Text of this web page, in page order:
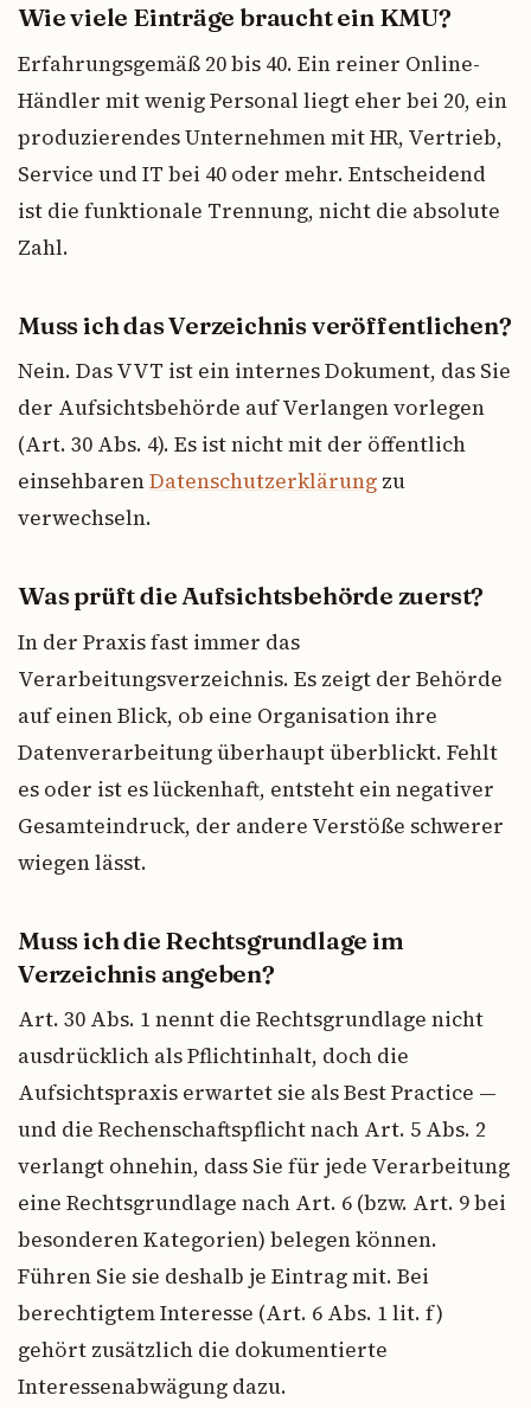
Wie viele Einträge braucht ein KMU?
Erfahrungsgemäß 20 bis 40. Ein reiner Online-
Händler mit wenig Personal liegt eher bei 20, ein
produzierendes Unternehmen mit HR, Vertrieb,
Service und IT bei 40 oder mehr. Entscheidend
ist die funktionale Trennung, nicht die absolute
Zahl.
Muss ich das Verzeichnis veröffentlichen?
Nein. Das VVT ist ein internes Dokument, das Sie
der Aufsichtsbehörde auf Verlangen vorlegen
(Art. 30 Abs. 4). Es ist nicht mit der öffentlich
einsehbarenDatenschutzerklärung zu
verwechseln.
Was prüft die Aufsichtsbehörde zuerst?
In der Praxis fast immer das
Verarbeitungsverzeichnis. Es zeigt der Behörde
auf einen Blick, ob eine Organisation ihre
Datenverarbeitung überhaupt überblickt. Fehlt
es oder ist es lückenhaft, entsteht ein negativer
Gesamteindruck, der andere Verstöße schwerer
wiegen lässt.
Muss ich die Rechtsgrundlage im
Verzeichnis angeben?
Art. 30 Abs. 1 nennt die Rechtsgrundlage nicht
ausdrücklich als Pflichtinhalt, doch die
Aufsichtspraxis erwartet sie als Best Practice —
und die Rechenschaftspflicht nach Art. 5 Abs. 2
verlangt ohnehin, dass Sie für jede Verarbeitung
eine Rechtsgrundlage nach Art. 6 (bzw. Art. 9 bei
besonderen Kategorien) belegen können.
Führen Sie sie deshalb je Eintrag mit. Bei
berechtigtem Interesse (Art. 6 Abs. 1 lit. f)
gehört zusätzlich die dokumentierte
Interessenabwägung dazu.